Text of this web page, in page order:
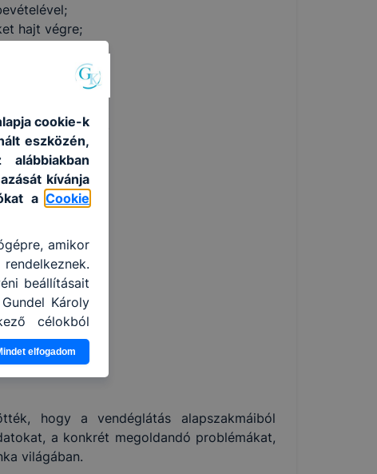
hajt végre;
irányítani.
ágazat
hogy a vendéglátás alapszakmáiból
a konkrét megoldandó problémákat,
világában.
cookie-k
eszközén,
kívánja
a Cookie
amikor
beállításait
Károly
célokból
Ön a
vagy
még jobb
fejlesztése.
modern
A legtöbb
kat, de ezek
elfogadom